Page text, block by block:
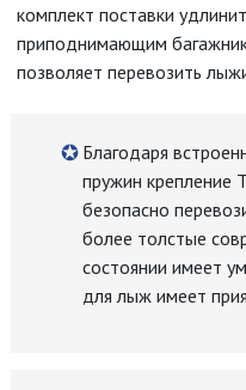
комплект поставки
приподнимающим
позволяет перевозить
Благодаря
пружин крепление
безопасно
более толстые
состоянии имеет
для лыж имеет